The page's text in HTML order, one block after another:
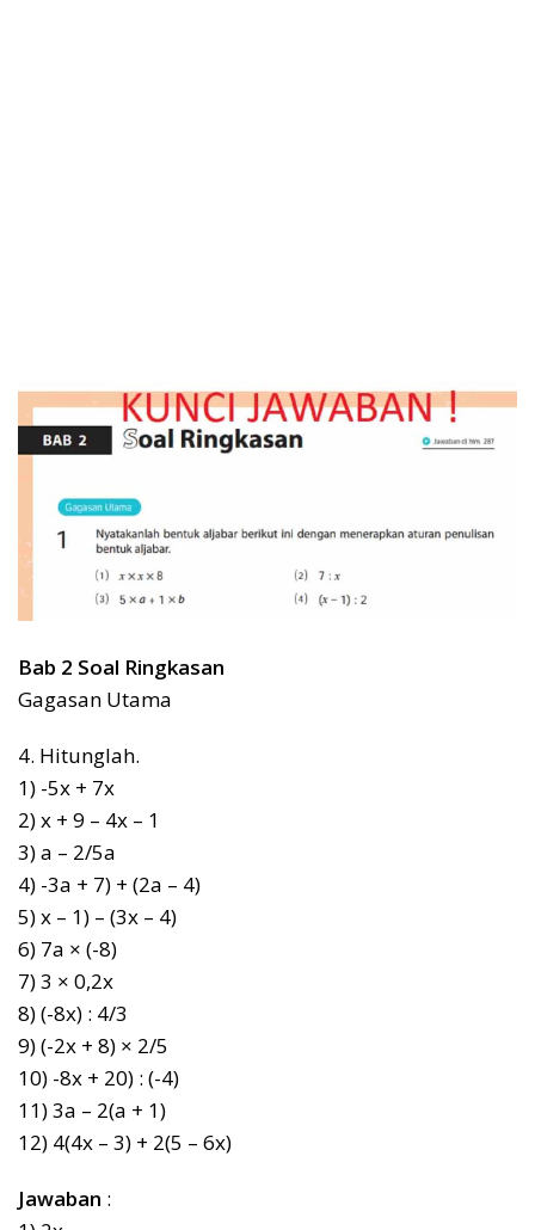
Bab 2 Soal Ringkasan
Gagasan Utama
4. Hitunglah.
1) -5x + 7x
2) x + 9 – 4x – 1
3) a – 2/5a
4) -3a + 7) + (2a – 4)
5) x – 1) – (3x – 4)
6) 7a × (-8)
7) 3 × 0,2x
8) (-8x) : 4/3
9) (-2x + 8) × 2/5
10) -8x + 20) : (-4)
11) 3a – 2(a + 1)
12) 4(4x – 3) + 2(5 – 6x)
Jawaban :